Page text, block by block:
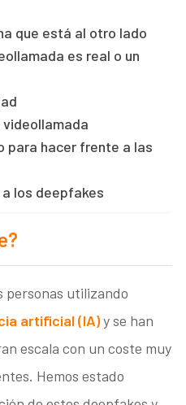
que está al otro lado
es real o un
para hacer frente a las
los deepfakes
personas utilizando
artificial (IA)y se han
escala con un coste muy
Hemos estado